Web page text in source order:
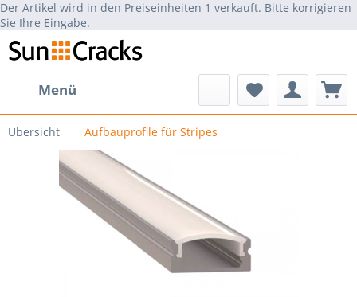
Der Artikel wird in den Preiseinheiten 1 verkauft. Bitte korrigieren
Sie Ihre Eingabe.
Menü
Übersicht Aufbauprofile für Stripes